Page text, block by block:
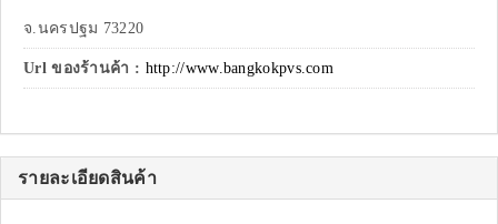
จ.นครปฐม 73220
Url ของร้านค้า : http://www.bangkokpvs.com
รายละเอียดสินค้า